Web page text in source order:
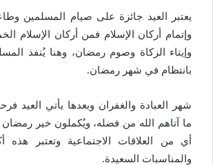
يعتبر العيد جائزة على صيام المسلمين
وإتمام أركان الإسلام فمن أركان الإسلام
وإيتاء الزكاة وصوم رمضان، وهنا يُنفذ
بانتظام في شهر رمضان.
شهر العبادة والغفران وبعدها يأتي العيد
ما آتاهم الله من فضله، ويُكملون خير رمضان
أي من العلاقات الاجتماعية وتعتبر هذه
والمناسبات السعيدة.